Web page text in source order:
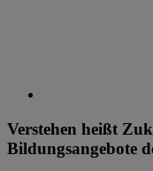
Verstehen heißt
Bildungsangebote